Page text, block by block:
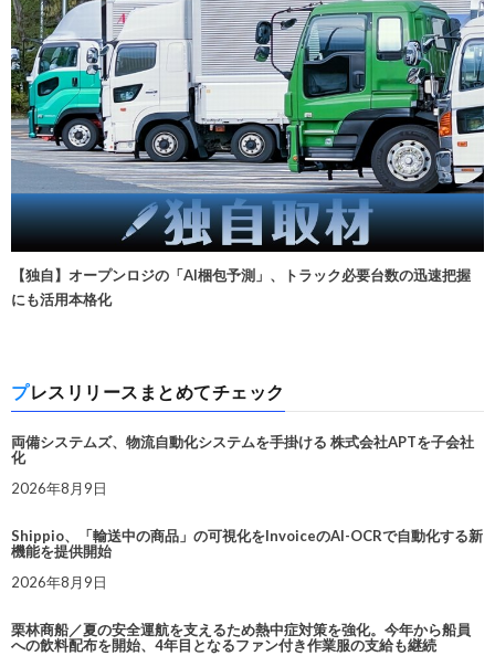
【独自】オープンロジの「AI梱包予測」、トラック必要台数の迅速把握
にも活用本格化
プレスリリースまとめてチェック
両備システムズ、物流自動化システムを手掛ける 株式会社APTを子会社
化
2026年8月9日
Shippio、「輸送中の商品」の可視化をInvoiceのAI-OCRで自動化する新
機能を提供開始
2026年8月9日
栗林商船／夏の安全運航を支えるため熱中症対策を強化。今年から船員
への飲料配布を開始、4年目となるファン付き作業服の支給も継続